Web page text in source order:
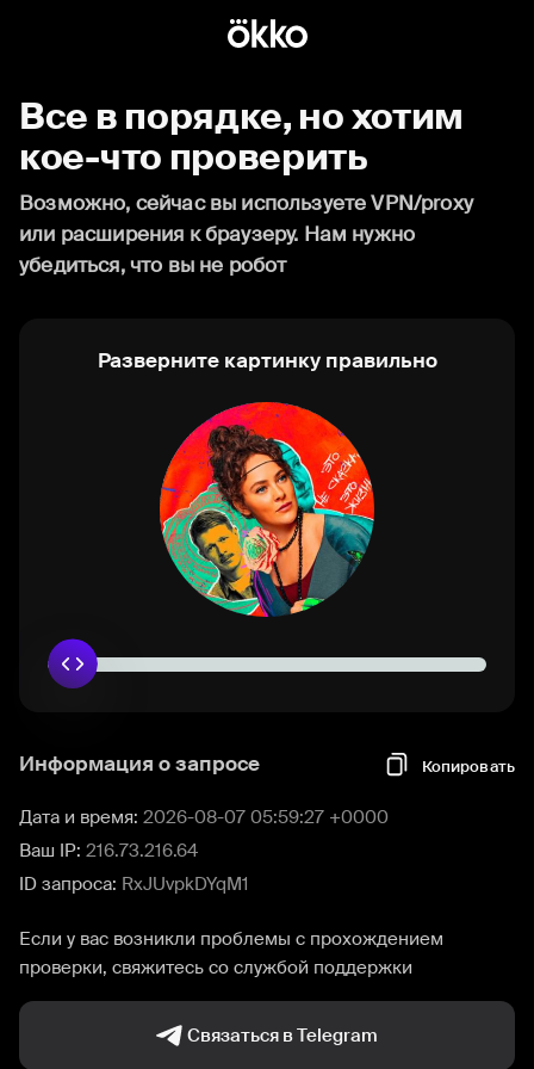
Все в порядке, но хотим
кое-что проверить
Возможно, сейчас вы используете VPN/proxy
или расширения к браузеру. Нам нужно
убедиться, что вы не робот
Разверните картинку правильно
Информация о запросе Копировать
Дата и время: 2026-08-07 05:59:27 +0000
Ваш IP: 216.73.216.64
ID запроса: RxJUvpkDYqM1
Если у вас возникли проблемы с прохождением
проверки, свяжитесь со службой поддержки
Связаться в Telegram